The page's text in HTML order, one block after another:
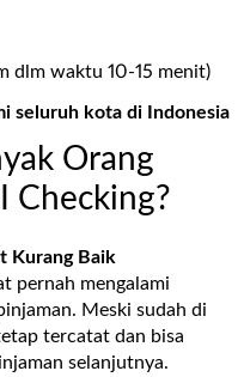
dlm waktu 10-15 menit)
seluruh kota di Indonesia
Orang
Checking?
Kurang Baik
pernah mengalami
Meski sudah di
tercatat dan bisa
selanjutnya.